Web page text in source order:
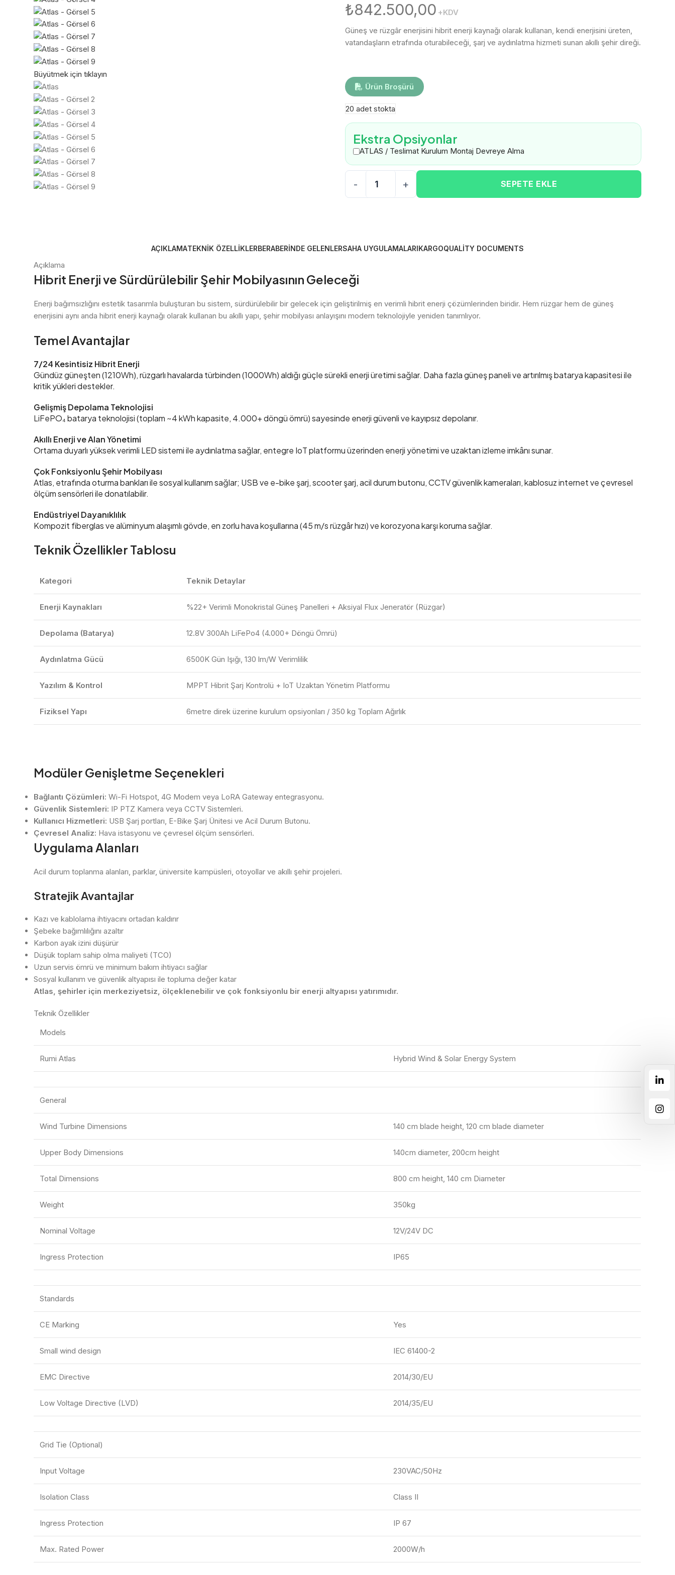
Büyütmek için tıklayın
₺842.500,00 +KDV
Güneş ve rüzgâr enerjisini hibrit enerji kaynağı olarak kullanan, kendi enerjisini üreten,
vatandaşların etrafında oturabileceği, şarj ve aydınlatma hizmeti sunan akıllı şehir direği.
Ürün Broşürü
20 adet stokta
Ekstra Opsiyonlar
ATLAS / Teslimat Kurulum Montaj Devreye Alma
SEPETE EKLE
AÇIKLAMATEKNIK ÖZELLIKLERBERABERINDE GELENLERSAHA UYGULAMALARIKARGOQUALITY DOCUMENTS
Açıklama
Hibrit Enerji ve Sürdürülebilir Şehir Mobilyasının Geleceği
Enerji bağımsızlığını estetik tasarımla buluşturan bu sistem, sürdürülebilir bir gelecek için geliştirilmiş en verimli hibrit enerji çözümlerinden biridir. Hem rüzgar hem de güneş
enerjisini aynı anda hibrit enerji kaynağı olarak kullanan bu akıllı yapı, şehir mobilyası anlayışını modern teknolojiyle yeniden tanımlıyor.
Temel Avantajlar
7/24 Kesintisiz Hibrit Enerji
Gündüz güneşten (1210Wh), rüzgarlı havalarda türbinden (1000Wh) aldığı güçle sürekli enerji üretimi sağlar. Daha fazla güneş paneli ve artırılmış batarya kapasitesi ile
kritik yükleri destekler.
Gelişmiş Depolama Teknolojisi
LiFePO₄ batarya teknolojisi (toplam ~4 kWh kapasite, 4.000+ döngü ömrü) sayesinde enerji güvenli ve kayıpsız depolanır.
Akıllı Enerji ve Alan Yönetimi
Ortama duyarlı yüksek verimli LED sistemi ile aydınlatma sağlar, entegre IoT platformu üzerinden enerji yönetimi ve uzaktan izleme imkânı sunar.
Çok Fonksiyonlu Şehir Mobilyası
Atlas, etrafında oturma bankları ile sosyal kullanım sağlar; USB ve e-bike şarj, scooter şarj, acil durum butonu, CCTV güvenlik kameraları, kablosuz internet ve çevresel
ölçüm sensörleri ile donatılabilir.
Endüstriyel Dayanıklılık
Kompozit fiberglas ve alüminyum alaşımlı gövde, en zorlu hava koşullarına (45 m/s rüzgâr hızı) ve korozyona karşı koruma sağlar.
Teknik Özellikler Tablosu
Kategori Teknik Detaylar
Enerji Kaynakları %22+ Verimli Monokristal Güneş Panelleri + Aksiyal Flux Jeneratör (Rüzgar)
Depolama (Batarya) 12.8V 300Ah LiFePo4 (4.000+ Döngü Ömrü)
Aydınlatma Gücü 6500K Gün Işığı, 130 lm/W Verimlilik
Yazılım & Kontrol MPPT Hibrit Şarj Kontrolü + IoT Uzaktan Yönetim Platformu
Fiziksel Yapı 6metre direk üzerine kurulum opsiyonları / 350 kg Toplam Ağırlık
Modüler Genişletme Seçenekleri
Bağlantı Çözümleri: Wi-Fi Hotspot, 4G Modem veya LoRA Gateway entegrasyonu.
Güvenlik Sistemleri: IP PTZ Kamera veya CCTV Sistemleri.
Kullanıcı Hizmetleri: USB Şarj portları, E-Bike Şarj Ünitesi ve Acil Durum Butonu.
Çevresel Analiz: Hava istasyonu ve çevresel ölçüm sensörleri.
Uygulama Alanları
Acil durum toplanma alanları, parklar, üniversite kampüsleri, otoyollar ve akıllı şehir projeleri.
Stratejik Avantajlar
Kazı ve kablolama ihtiyacını ortadan kaldırır
Şebeke bağımlılığını azaltır
Karbon ayak izini düşürür
Düşük toplam sahip olma maliyeti (TCO)
Uzun servis ömrü ve minimum bakım ihtiyacı sağlar
Sosyal kullanım ve güvenlik altyapısı ile topluma değer katar
Atlas, şehirler için merkeziyetsiz, ölçeklenebilir ve çok fonksiyonlu bir enerji altyapısı yatırımıdır.
Teknik Özellikler
Models
Rumi Atlas Hybrid Wind & Solar Energy System
General
Wind Turbine Dimensions 140 cm blade height, 120 cm blade diameter
Upper Body Dimensions 140cm diameter, 200cm height
Total Dimensions 800 cm height, 140 cm Diameter
Weight 350kg
Nominal Voltage 12V/24V DC
Ingress Protection IP65
Standards
CE Marking Yes
Small wind design IEC 61400-2
EMC Directive 2014/30/EU
Low Voltage Directive (LVD) 2014/35/EU
Grid Tie (Optional)
Input Voltage 230VAC/50Hz
Isolation Class Class II
Ingress Protection IP 67
Max. Rated Power 2000W/h